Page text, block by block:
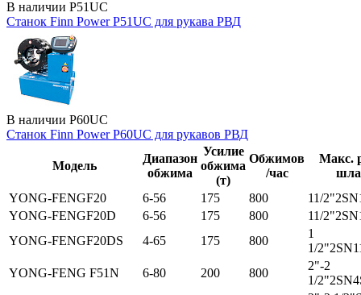
В наличии P51UC
Станок Finn Power P51UC для рукава РВД
В наличии P60UC
Станок Finn Power P60UC для рукавов РВД
Модель
Диапазон
обжима
Усилие
обжима
(т)
Обжимов
/час
Макс.
YONG-FENGF20
6-56 175 800
11/
YONG-FENGF20D
6-56 175 800
11/
YONG-FENGF20DS
4-65 175 800
1
1/
YONG-FENG F51N
6-80 200 800
2"-2
1/